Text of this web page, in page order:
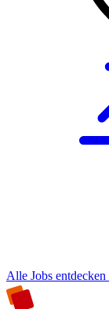
Alle Jobs entdecken